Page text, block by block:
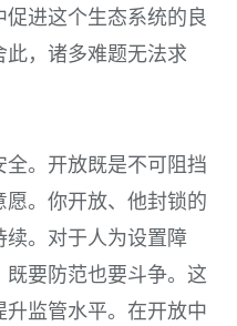
进这个生态系统的良
，诸多难题无法求
。开放既是不可阻挡
。你开放、他封锁的
续。对于人为设置障
要防范也要斗争。这
升监管水平。在开放中